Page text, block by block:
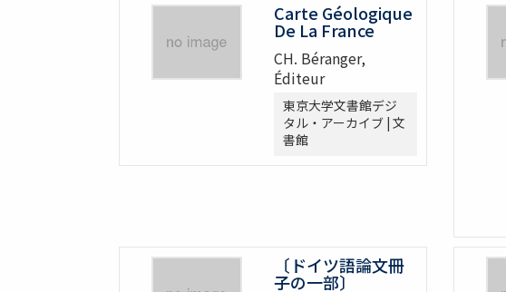
Carte Géologique
De La France
CH. Béranger,
Éditeur
東京大学文書館デジ
タル・アーカイブ | 文
書館
〔ドイツ語論文冊
子の一部〕